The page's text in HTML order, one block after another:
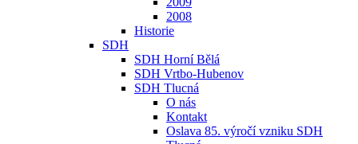
2008
Historie
SDH
SDH Horní Bělá
SDH Vrtbo-Hubenov
SDH Tlucná
O nás
Kontakt
Oslava 85. výročí vzniku SDH